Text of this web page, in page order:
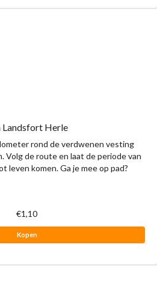
Landsfort Herle
rond de verdwenen vesting
Volg de route en laat de periode van
leven komen. Ga je mee op pad?
€1,10
Kopen